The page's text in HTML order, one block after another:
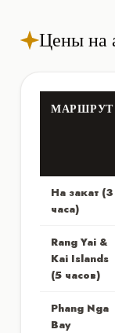
Цены на
МАРШРУТ
На закат (3
часа)
Rang Yai &
Kai Islands
(5 часов)
Phang Nga
Bay